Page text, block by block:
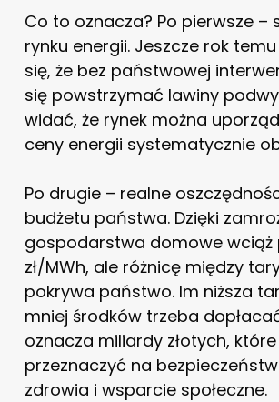
Co to oznacza? Po pierwsze –
rynku energii. Jeszcze rok
się, że bez państwowej
się powstrzymać lawiny
widać, że rynek można
ceny energii systematycznie
Po drugie – realne
budżetu państwa. Dzięki
gospodarstwa domowe wciąż
zł/MWh, ale różnicę między
pokrywa państwo. Im niższa
mniej środków trzeba
oznacza miliardy złotych,
przeznaczyć na
zdrowia i wsparcie społeczne.